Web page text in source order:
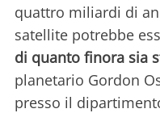
quattro miliardi di
satellite potrebbe
di quanto finora sia
planetario Gordon
presso il